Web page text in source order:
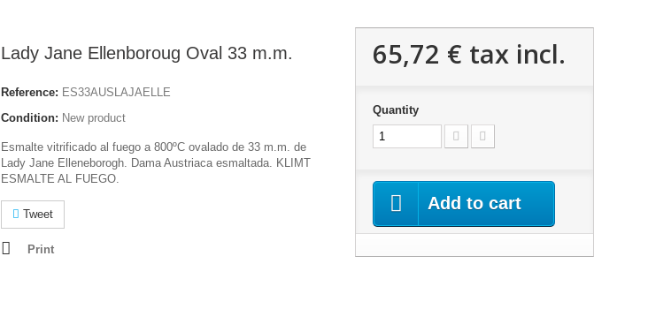
Lady Jane Ellenboroug Oval 33 m.m.
Reference: ES33AUSLAJAELLE
Condition: New product
Esmalte vitrificado al fuego a 800ºC ovalado de 33 m.m. de
Lady Jane Elleneborogh. Dama Austriaca esmaltada. KLIMT
ESMALTE AL FUEGO.
Tweet
Print
65,72 € tax incl.
Quantity
Add to cart